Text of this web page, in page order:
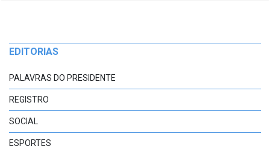
EDITORIAS
PALAVRAS DO PRESIDENTE
REGISTRO
SOCIAL
ESPORTES